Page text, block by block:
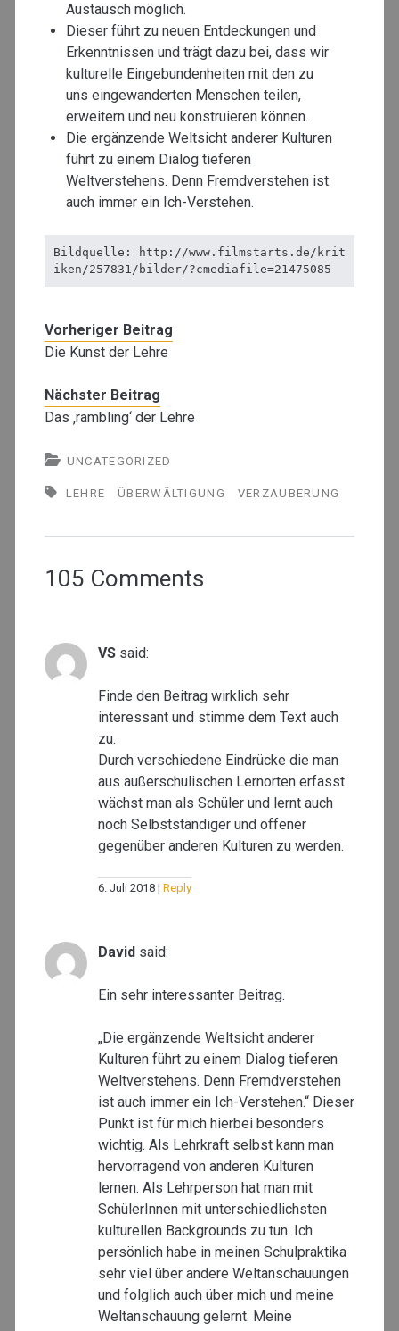
Austausch möglich.
Dieser führt zu neuen Entdeckungen und
Erkenntnissen und trägt dazu bei, dass wir
kulturelle Eingebundenheiten mit den zu
uns eingewanderten Menschen teilen,
erweitern und neu konstruieren können.
Die ergänzende Weltsicht anderer Kulturen
führt zu einem Dialog tieferen
Weltverstehens. Denn Fremdverstehen ist
auch immer ein Ich-Verstehen.
Bildquelle: http://www.filmstarts.de/krit
iken/257831/bilder/?cmediafile=21475085
Vorheriger Beitrag
Die Kunst der Lehre
Nächster Beitrag
Das ‚rambling‘ der Lehre
UNCATEGORIZED
LEHRE ÜBERWÄLTIGUNG VERZAUBERUNG
105 Comments
VS said:
Finde den Beitrag wirklich sehr
interessant und stimme dem Text auch
zu.
Durch verschiedene Eindrücke die man
aus außerschulischen Lernorten erfasst
wächst man als Schüler und lernt auch
noch Selbstständiger und offener
gegenüber anderen Kulturen zu werden.
6. Juli 2018 Reply
David said:
Ein sehr interessanter Beitrag.
„Die ergänzende Weltsicht anderer
Kulturen führt zu einem Dialog tieferen
Weltverstehens. Denn Fremdverstehen
ist auch immer ein Ich-Verstehen.“ Dieser
Punkt ist für mich hierbei besonders
wichtig. Als Lehrkraft selbst kann man
hervorragend von anderen Kulturen
lernen. Als Lehrperson hat man mit
SchülerInnen mit unterschiedlichsten
kulturellen Backgrounds zu tun. Ich
persönlich habe in meinen Schulpraktika
sehr viel über andere Weltanschauungen
und folglich auch über mich und meine
Weltanschauung gelernt. Meine